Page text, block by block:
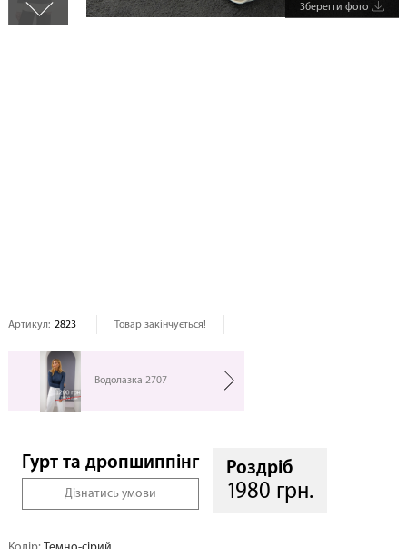
Зберегти фото
Артикул: 2823 Товар закінчується!
Водолазка 2707
Гурт та дропшиппінг
Дізнатись умови
Роздріб
1980 грн.